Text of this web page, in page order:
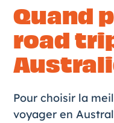
Quand
road
Pour choisir la
voyager en